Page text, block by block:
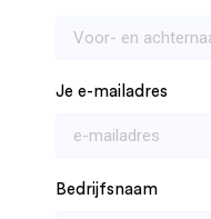
Je e-mailadres
Bedrijfsnaam